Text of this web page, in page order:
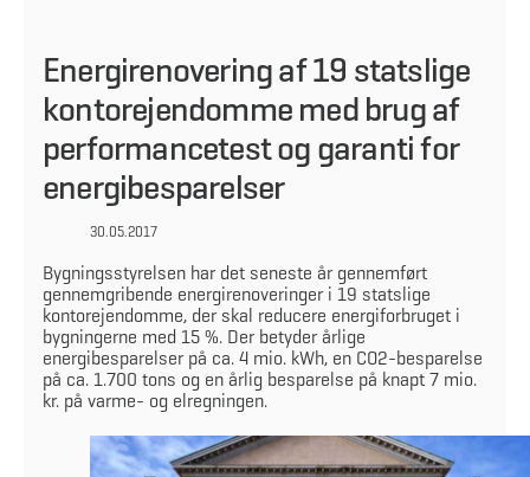
Energirenovering af 19 statslige
kontorejendomme med brug af
performancetest og garanti for
energibesparelser
30.05.2017
Bygningsstyrelsen har det seneste år gennemført
gennemgribende energirenoveringer i 19 statslige
kontorejendomme, der skal reducere energiforbruget i
bygningerne med 15 %. Der betyder årlige
energibesparelser på ca. 4 mio. kWh, en CO2-besparelse
på ca. 1.700 tons og en årlig besparelse på knapt 7 mio.
kr. på varme- og elregningen.